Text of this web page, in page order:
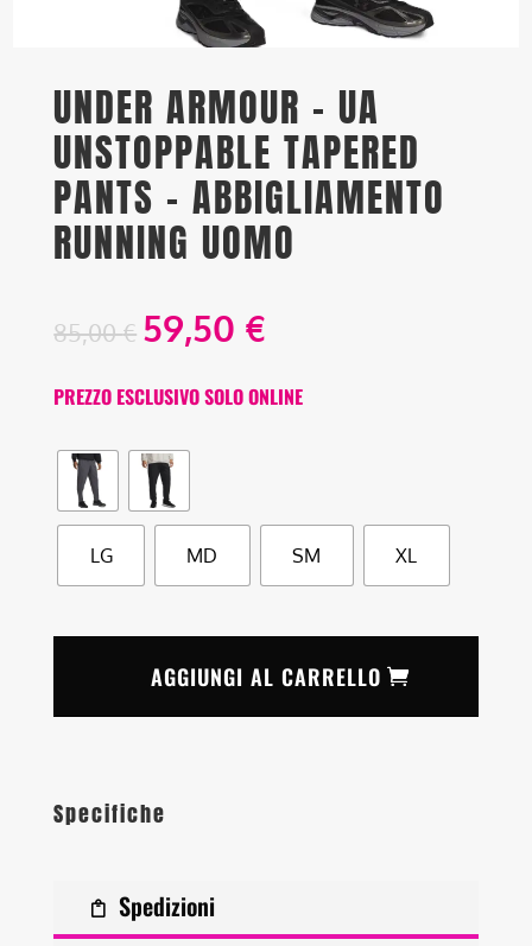
UNDER ARMOUR – UA
UNSTOPPABLE TAPERED
PANTS – ABBIGLIAMENTO
RUNNING UOMO
85,00€ 59,50 €
PREZZO ESCLUSIVO SOLO ONLINE
LG MD SM XL
AGGIUNGI AL CARRELLO
Specifiche
Spedizioni